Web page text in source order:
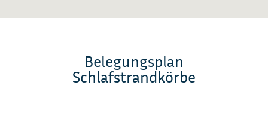
Belegungsplan
Schlafstrandkörbe